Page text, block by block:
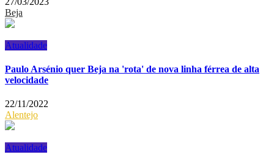
Beja
Atualidade
Paulo Arsénio quer Beja na 'rota' de nova linha férrea de alta
velocidade
22/11/2022
Alentejo
Atualidade